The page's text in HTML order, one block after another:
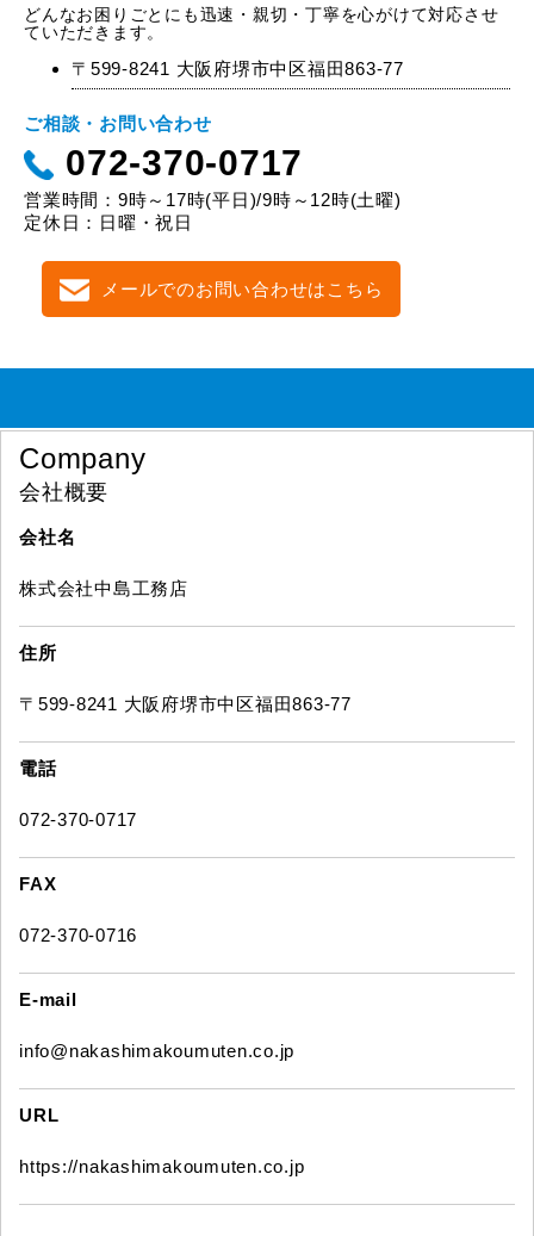
どんなお困りごとにも迅速・親切・丁寧を心がけて対応させ
ていただきます。
〒599-8241 大阪府堺市中区福田863-77
ご相談・お問い合わせ
072-370-0717
営業時間：9時～17時(平日)/9時～12時(土曜)
定休日：日曜・祝日
メールでのお問い合わせはこちら
Company
会社概要
会社名
株式会社中島工務店
住所
〒599-8241 大阪府堺市中区福田863-77
電話
072-370-0717
FAX
072-370-0716
E-mail
info@nakashimakoumuten.co.jp
URL
https://nakashimakoumuten.co.jp